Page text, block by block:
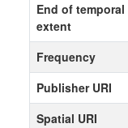
End of temporal
extent
Frequency
Publisher URI
Spatial URI